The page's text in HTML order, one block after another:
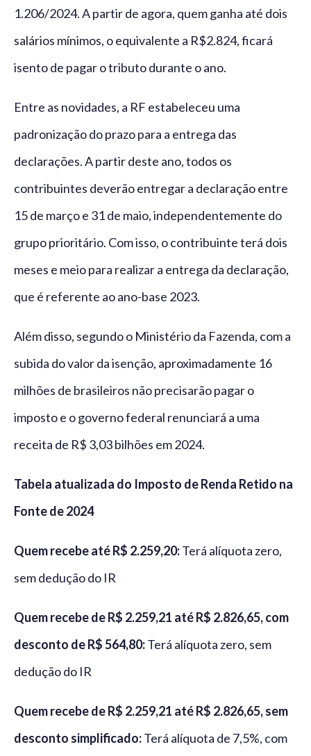
1.206/2024. A partir de agora, quem ganha até dois
salários mínimos, o equivalente a R$2.824, ficará
isento de pagar o tributo durante o ano.
Entre as novidades, a RF estabeleceu uma
padronização do prazo para a entrega das
declarações. A partir deste ano, todos os
contribuintes deverão entregar a declaração entre
15 de março e 31 de maio, independentemente do
grupo prioritário. Com isso, o contribuinte terá dois
meses e meio para realizar a entrega da declaração,
que é referente ao ano-base 2023.
Além disso, segundo o Ministério da Fazenda, com a
subida do valor da isenção, aproximadamente 16
milhões de brasileiros não precisarão pagar o
imposto e o governo federal renunciará a uma
receita de R$ 3,03 bilhões em 2024.
Tabela atualizada do Imposto de Renda Retido na
Fonte de 2024
Quem recebe até R$ 2.259,20:Terá alíquota zero,
sem dedução do IR
Quem recebe de R$ 2.259,21 até R$ 2.826,65, com
desconto de R$ 564,80:Terá alíquota zero, sem
dedução do IR
Quem recebe de R$ 2.259,21 até R$ 2.826,65, sem
desconto simplificado:Terá alíquota de 7,5%, com